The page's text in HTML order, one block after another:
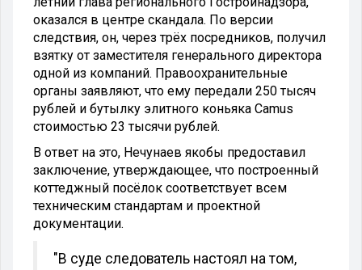
оказался в центре скандала. По версии
следствия, он, через трёх посредников, получил
взятку от заместителя генерального директора
одной из компаний. Правоохранительные
органы заявляют, что ему передали 250 тысяч
рублей и бутылку элитного коньяка Camus
стоимостью 23 тысячи рублей.
В ответ на это, Нечунаев якобы предоставил
заключение, утверждающее, что построенный
коттеджный посёлок соответствует всем
техническим стандартам и проектной
документации.
"В суде следователь настоял на том,